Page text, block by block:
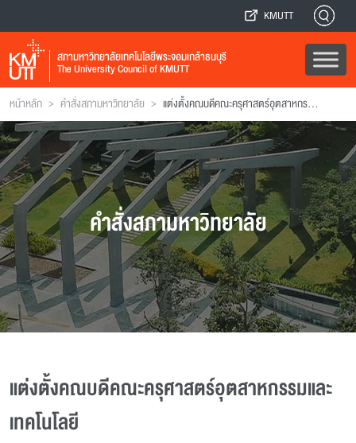
KMUTT
สภามหาวิทยาลัยเทคโนโลยีพระจอมเกล้าธนบุรี
The University Council of KMUTT
หน้าหลัก > คำสั่งสภามหาวิทยาลัย > แต่งตั้งคณบดีคณะครุศาสตร์อุตสาหกรรมและเทคโนโลยี
คำสั่งสภามหาวิทยาลัย
แต่งตั้งคณบดีคณะครุศาสตร์อุตสาหกรรมและ
เทคโนโลยี